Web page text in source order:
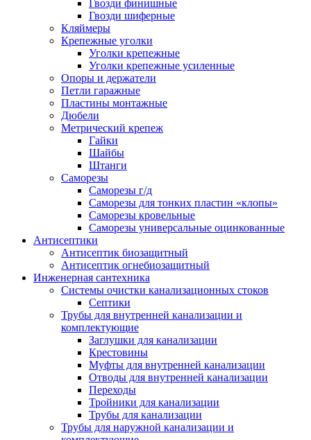
Гвозди финишные
Гвозди шиферные
Кляймеры
Крепежные уголки
Уголки крепежные
Уголки крепежные усиленные
Опоры и держатели
Петли гаражные
Пластины монтажные
Дюбели
Метрический крепеж
Гайки
Шайбы
Штанги
Саморезы
Саморезы г/д
Саморезы для тонких пластин «клопы»
Саморезы кровельные
Саморезы универсальные оцинкованные
Антисептики
Антисептик биозащитный
Антисептик огнебиозащитный
Инженерная сантехника
Системы очистки канализационных стоков
Септики
Трубы для внутренней канализации и
комплектующие
Заглушки для канализации
Крестовины
Муфты для внутренней канализации
Отводы для внутренней канализации
Переходы
Тройники для канализации
Трубы для канализации
Трубы для наружной канализации и